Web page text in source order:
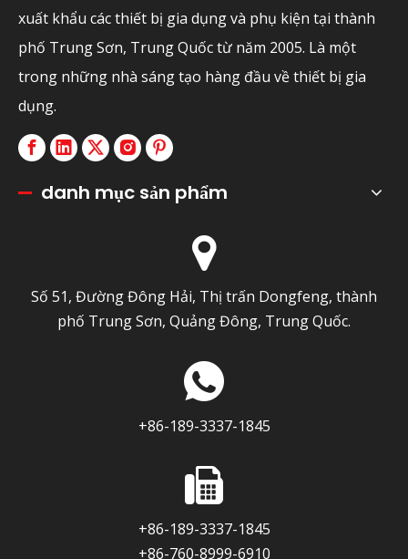
xuất khẩu các thiết bị gia dụng và phụ kiện tại thành
phố Trung Sơn, Trung Quốc từ năm 2005. Là một
trong những nhà sáng tạo hàng đầu về thiết bị gia
dụng.
danh mục sản phẩm
Số 51, Đường Đông Hải, Thị trấn Dongfeng, thành
phố Trung Sơn, Quảng Đông, Trung Quốc.
+86-189-3337-1845
+86-189-3337-1845
+86-760-8999-6910